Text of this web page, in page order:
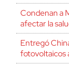
Condenan a
afectar la
Entregó
fotovoltaicos